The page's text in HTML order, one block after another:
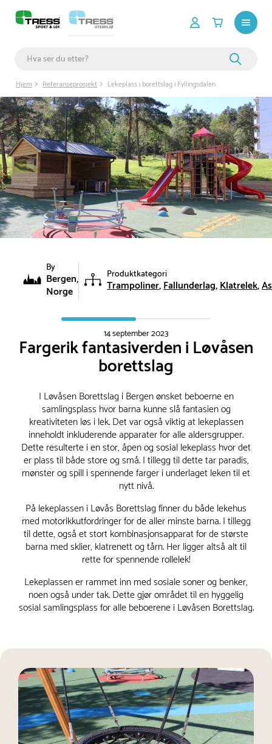
Hjem Referanseprosjekt Lekeplass i borettslag i Fyllingsdalen
By
Bergen,
Norge
Produktkategori
Trampoliner Fallunderlag Klatrelek
14 september 2023
Fargerik fantasiverden i Løvåsen
borettslag
I Løvåsen Borettslag i Bergen ønsket beboerne en
samlingsplass hvor barna kunne slå fantasien og
kreativiteten løs i lek. Det var også viktig at lekeplassen
inneholdt inkluderende apparater for alle aldersgrupper.
Dette resulterte i en stor, åpen og sosial lekeplass hvor det
er plass til både store og små. I tillegg til dette tar paradis,
mønster og spill i spennende farger i underlaget leken til et
nytt nivå.
På lekeplassen i Løvås Borettslag finner du både lekehus
med motorikkutfordringer for de aller minste barna. I tillegg
til dette, også et stort kombinasjonsapparat for de største
barna med sklier, klatrenett og tårn. Her ligger altså alt til
rette for spennende rollelek!
Lekeplassen er rammet inn med sosiale soner og benker,
noen også under tak. Dette gjør området til en hyggelig
sosial samlingsplass for alle beboerene i Løvåsen Borettslag.